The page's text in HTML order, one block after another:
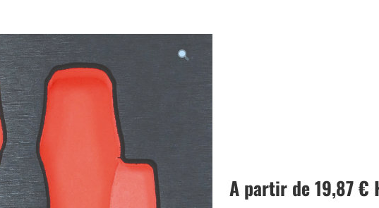
A partir de19,87€